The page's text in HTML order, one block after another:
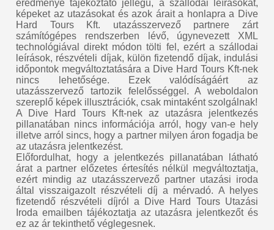
eredménye tájékoztató jellegű, a szállodai leírásokat,
képeket az utazásokat és azok árait a honlapra a Dive
Hard Tours Kft. utazásszervező partnere zárt
számítógépes rendszerben lévő, úgynevezett XML
technológiával direkt módon tölti fel, ezért a szállodai
leírások, részvételi díjak, külön fizetendő díjak, indulási
időpontok megváltoztatására a Dive Hard Tours Kft-nek
nincs lehetősége. Ezek valódíságáért az
utazásszervező tartozik felelősséggel. A weboldalon
szereplő képek illusztrációk, csak mintaként szolgálnak!
A Dive Hard Tours Kft-nek az utazásra jelentkezés
pillanatában nincs információja arról, hogy van-e hely
illetve arról sincs, hogy a partner milyen áron fogadja be
az utazásra jelentkezést.
Előfordulhat, hogy a jelentkezés pillanatában látható
árat a partner előzetes értesítés nélkül megváltoztatja,
ezért mindig az utazásszervező partner utazási iroda
által visszaigazolt részvételi díj a mérvadó. A helyes
fizetendő részvételi díjról a Dive Hard Tours Utazási
Iroda emailben tájékoztatja az utazásra jelentkezőt és
ez az ár tekinthető véglegesnek.